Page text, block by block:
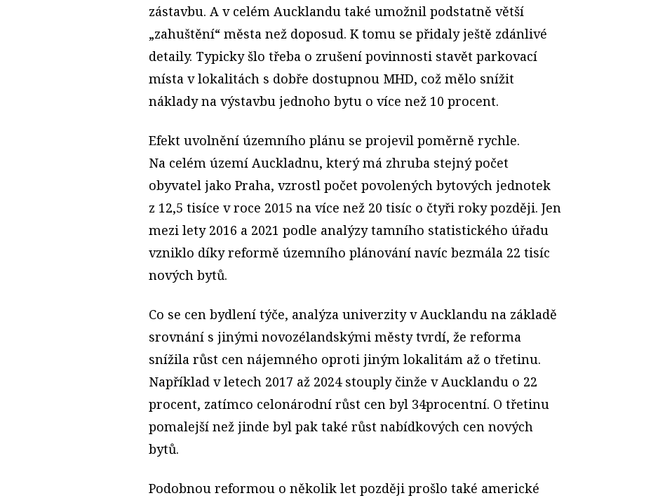
zástavbu. A v celém Aucklandu také umožnil podstatně větší
„zahuštění“ města než doposud. K tomu se přidaly ještě zdánlivé
detaily. Typicky šlo třeba o zrušení povinnosti stavět parkovací
místa v lokalitách s dobře dostupnou MHD, což mělo snížit
náklady na výstavbu jednoho bytu o více než 10 procent.
Efekt uvolnění územního plánu se projevil poměrně rychle.
Na celém území Auckladnu, který má zhruba stejný počet
obyvatel jako Praha, vzrostl počet povolených bytových jednotek
z 12,5 tisíce v roce 2015 na více než 20 tisíc o čtyři roky později. Jen
mezi lety 2016 a 2021 podle analýzy tamního statistického úřadu
vzniklo díky reformě územního plánování navíc bezmála 22 tisíc
nových bytů.
Co se cen bydlení týče, analýza univerzity v Aucklandu na základě
srovnání s jinými novozélandskými městy tvrdí, že reforma
snížila růst cen nájemného oproti jiným lokalitám až o třetinu.
Například v letech 2017 až 2024 stouply činže v Aucklandu o 22
procent, zatímco celonárodní růst cen byl 34procentní. O třetinu
pomalejší než jinde byl pak také růst nabídkových cen nových
bytů.
Podobnou reformou o několik let později prošlo také americké